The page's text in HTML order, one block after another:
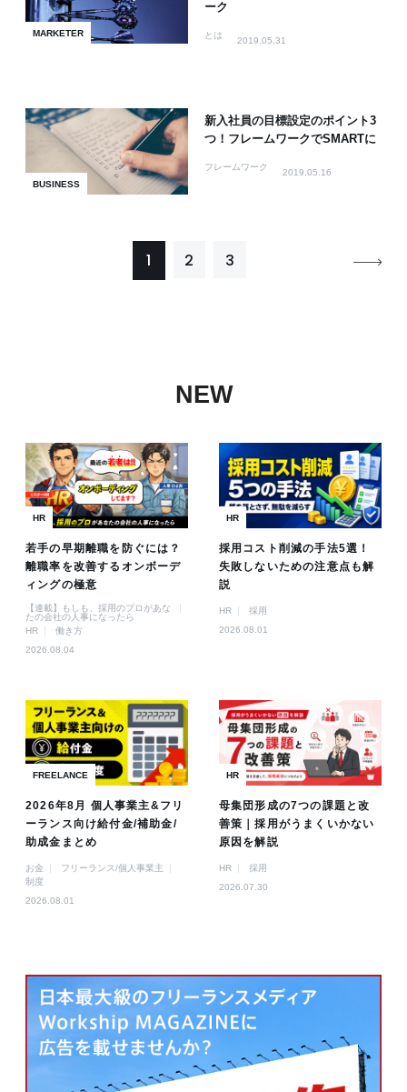
MARKETER
ーク
とは
2019.05.31
BUSINESS
新入社員の目標設定のポイント3
つ！フレームワークでSMARTに
フレームワーク
2019.05.16
1 2 3
NEW
HR
若手の早期離職を防ぐには？
離職率を改善するオンボーデ
ィングの極意
【連載】もしも、採用のプロがあな
たの会社の人事になったら
HR
働き方
2026.08.04
HR
採用コスト削減の手法5選！
失敗しないための注意点も解
説
HR
採用
2026.08.01
FREELANCE
2026年8月 個人事業主&フリ
ーランス向け給付金/補助金/
助成金まとめ
お金
フリーランス/個人事業主
制度
2026.08.01
HR
母集団形成の7つの課題と改
善策｜採用がうまくいかない
原因を解説
HR
採用
2026.07.30